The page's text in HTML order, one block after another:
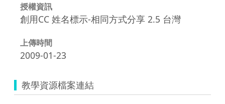
授權資訊
創用CC 姓名標示-相同方式分享 2.5 台灣
上傳時間
2009-01-23
教學資源檔案連結